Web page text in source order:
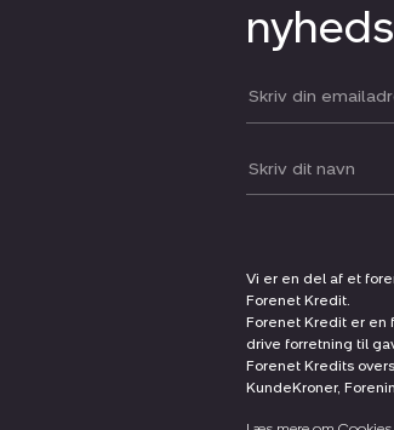
Din email:
Dit navn:
Vi er en del af et
Forenet Kredit.
Forenet Kredit er en
drive forretning til
Forenet Kredits
KundeKroner,